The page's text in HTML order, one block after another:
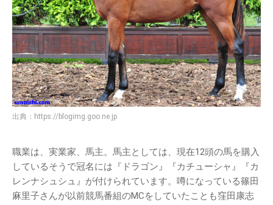
出典： https://blogimg.goo.ne.jp
職業は、実業家、馬主。馬主としては、現在12頭の馬を購入
しているそうで冠名には『ドラゴン』『カチューシャ』『カ
レンナシュシュ』が付けられています。噂になっている篠田
麻里子さんが以前競馬番組のMCをしていたことも窪田康志